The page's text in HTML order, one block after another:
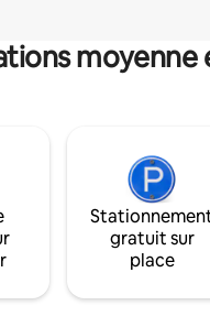
gratuit sur
place